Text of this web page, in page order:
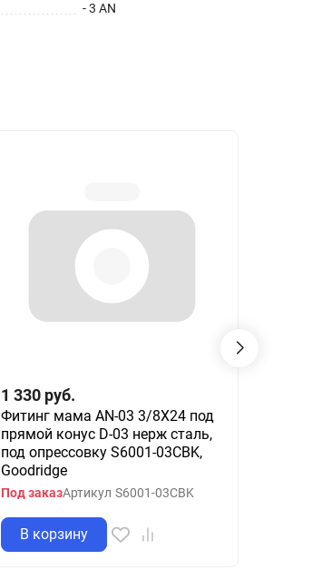
- 3 AN
1 330 руб.
Фитинг мама AN-03 3/8X24 под
прямой конус D-03 нерж сталь,
под опрессовку S6001-03CBK,
Goodridge
Под заказАртикул S6001-03CBK
В корзину